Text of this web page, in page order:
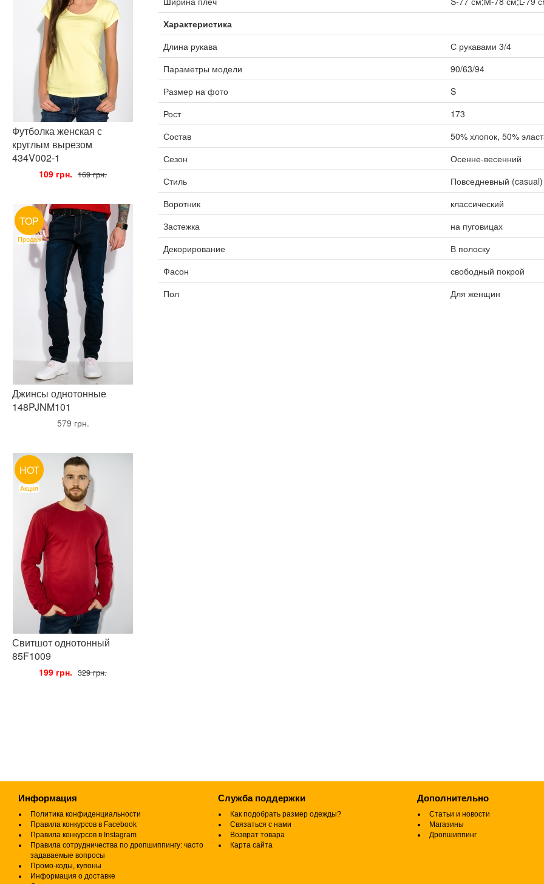
Футболка женская с
круглым вырезом
434V002-1
109 грн. 169 грн.
TOP
Продаж
Джинсы однотонные
148PJNM101
579 грн.
HOT
Акция
Свитшот однотонный
85F1009
199 грн. 329 грн.
Характеристика
Длина рукава
С рукавами 3/4
Параметры модели
90/63/94
Размер на фото
S
Рост
173
Состав
50% хлопок, 50%
Сезон
Осенне-весенний
Стиль
Повседневный (casual)
Воротник
классический
Застежка
на пуговицах
Декорирование
В полоску
Фасон
свободный покрой
Пол
Для женщин
Информация
Политика конфиденциальности
Правила конкурсов в Facebook
Правила конкурсов в Instagram
Правила сотрудничества по дропшиппингу: часто
задаваемые вопросы
Промо-коды, купоны
Информация о доставке
Служба поддержки
Как подобрать размер одежды?
Связаться с нами
Возврат товара
Карта сайта
Дополнительно
Статьи и новости
Магазины
Дропшиппинг